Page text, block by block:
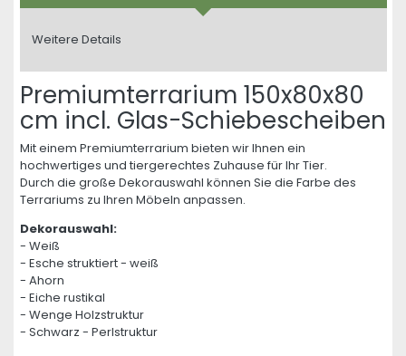
Weitere Details
Premiumterrarium 150x80x80
cm incl. Glas-Schiebescheiben
Mit einem Premiumterrarium bieten wir Ihnen ein
hochwertiges und tiergerechtes Zuhause für Ihr Tier.
Durch die große Dekorauswahl können Sie die Farbe des
Terrariums zu Ihren Möbeln anpassen.
Dekorauswahl:
- Weiß
- Esche struktiert - weiß
- Ahorn
- Eiche rustikal
- Wenge Holzstruktur
- Schwarz - Perlstruktur